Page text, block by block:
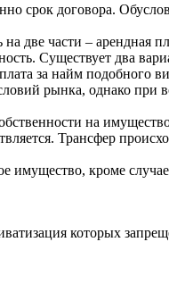
срок договора.
на две части –
Существует два
за найм
рынка, однако
на
Трансфер
кроме
которых